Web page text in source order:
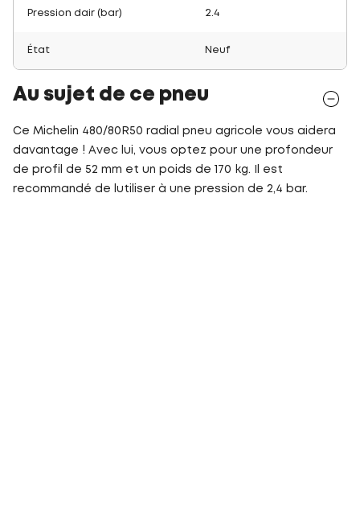
Pression dair (bar) 2.4
État Neuf
Au sujet de ce pneu
Ce Michelin 480/80R50 radial pneu agricole vous aidera
davantage ! Avec lui, vous optez pour une profondeur
de profil de 52 mm et un poids de 170 kg. Il est
recommandé de lutiliser à une pression de 2,4 bar.